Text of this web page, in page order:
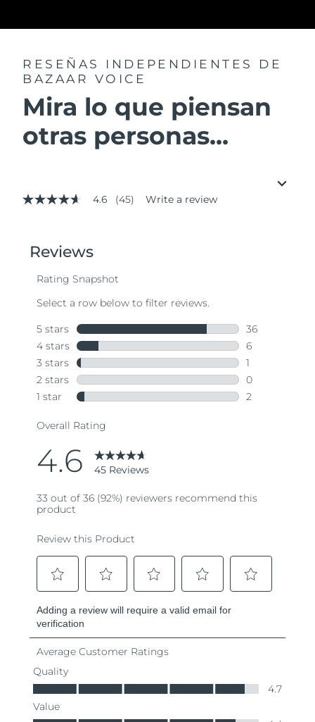
RESEÑAS INDEPENDIENTES
DE
BAZAAR VOICE
Mira lo que piensan
otras personas...
4.6
stars,
average
value.
Same
page
link.
4.6 (45) Write a review